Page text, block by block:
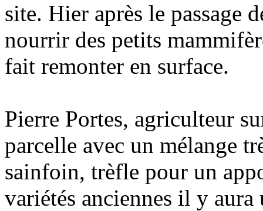
site. Hier après le passage
nourrir des petits
fait remonter en surface.
Pierre Portes, agriculteur
parcelle avec un mélange
sainfoin, trèfle pour un
variétés anciennes il y